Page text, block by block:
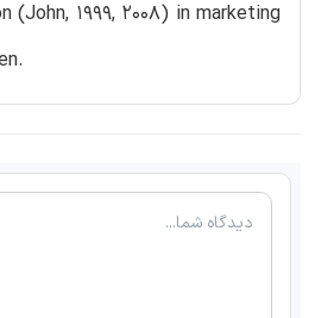
(John, 1999, 2008) in marketing